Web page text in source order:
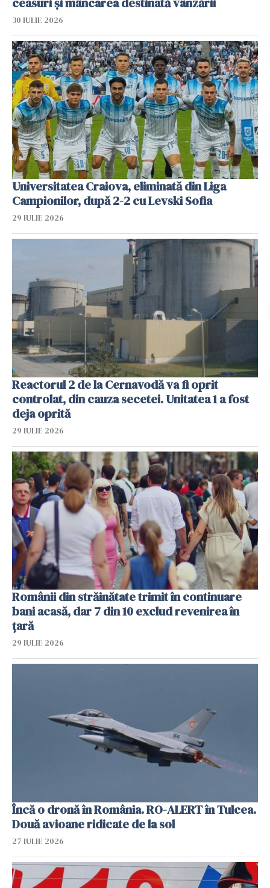
30 IULIE 2026
Universitatea Craiova, eliminată din Liga
Campionilor, după 2-2 cu Levski Sofia
29 IULIE 2026
Reactorul 2 de la Cernavodă va fi oprit
controlat, din cauza secetei. Unitatea 1 a fost
deja oprită
29 IULIE 2026
Românii din străinătate trimit în continuare
bani acasă, dar 7 din 10 exclud revenirea în
țară
29 IULIE 2026
Încă o dronă în România. RO-ALERT în Tulcea.
Două avioane ridicate de la sol
27 IULIE 2026